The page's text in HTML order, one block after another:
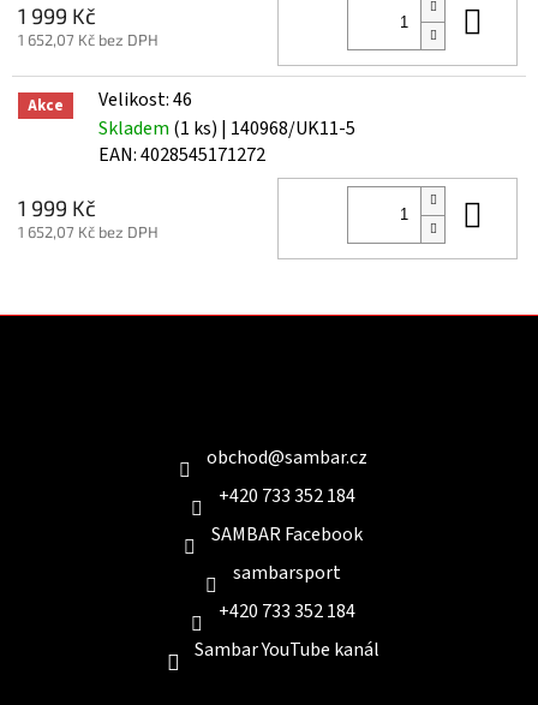
1 999 Kč
1 652,07 Kč bez DPH
Akce
Velikost: 46
Skladem (1 ks) | 140968/UK11-5
EAN:4028545171272
1 999 Kč
1 652,07 Kč bez DPH
obchod@sambar.cz
+420 733 352 184
SAMBAR Facebook
sambarsport
+420 733 352 184
Sambar YouTube kanál